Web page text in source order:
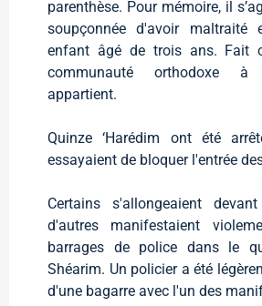
parenthèse. Pour mémoire, il
soupçonnée d'avoir maltraité
enfant âgé de trois ans. Fait
communauté orthodoxe
appartient.
Quinze ‘Harédim ont été
essayaient de bloquer l'entrée
Certains s'allongeaient
d'autres manifestaient
barrages de police dans le
Shéarim. Un policier a été
d'une bagarre avec l'un des